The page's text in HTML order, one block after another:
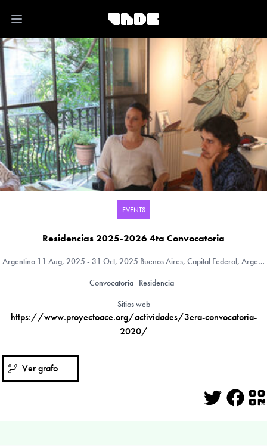
Open main menu
EVENTS
Residencias 2025-2026 4ta Convocatoria
Argentina 11 Aug, 2025 - 31 Oct, 2025 Buenos Aires, Capital Federal, Argentina
Convocatoria Residencia
Sitios web
https://www.proyectoace.org/actividades/3era-convocatoria-
2020/
Ver grafo